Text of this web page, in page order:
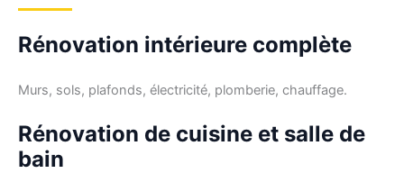
Rénovation intérieure complète
Murs, sols, plafonds, électricité, plomberie, chauffage.
Rénovation de cuisine et salle de
bain